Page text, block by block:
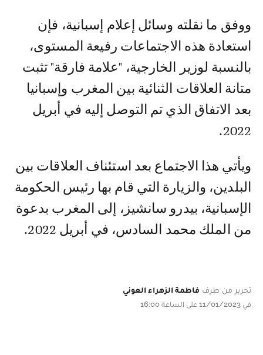
ووفق ما نقلته وسائل إعلام إسبانية، فإن
استعادة هذه الاجتماعات رفيعة المستوى،
بالنسبة لوزير الخارجية، "علامة فارقة" تثبت
متانة العلاقات الثنائية بين المغرب وإسبانيا
بعد الاتفاق الذي تم التوصل إليه في أبريل
2022.
ويأتي هذا الاجتماع بعد استئناف العلاقات بين
البلدين، والزيارة التي قام بها رئيس الحكومة
الإسبانية، بيدرو سانشيز، إلى المغرب بدعوة
من الملك محمد السادس، في أبريل 2022.
تحرير من طرف فاطمة الزهراء العوني
في 11/01/2023 على الساعة 16:00